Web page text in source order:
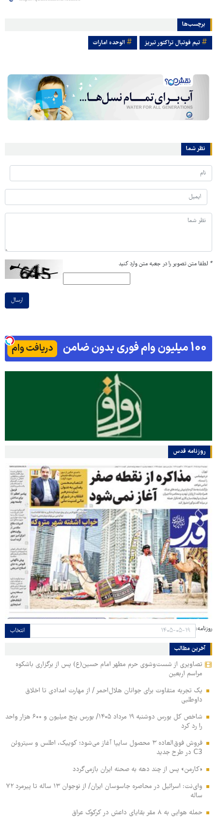
برچسب‌ها
تیم فوتبال تراکتور تبریز الوحده امارات
نظر شما
* لطفا متن تصویر را در جعبه متن وارد کنید
ارسال
روزنامه قدس
روزنامه: انتخاب
آخرین مطالب
تصاویری از شست‌وشوی حرم مطهر امام حسین(ع) پس از برگزاری باشکوه
مراسم اربعین
یک تجربه متفاوت برای جوانان هلال‌احمر / از مهارت امدادی تا اخلاق
داوطلبی
شاخص کل بورس دوشنبه ۱۹ مرداد ۱۴۰۵/ بورس پنج میلیون و ۶۰۰ هزار واحد
را رد کرد
فروش فوق‌العاده ۳ محصول سایپا آغاز می‌شود؛ کوییک، اطلس و سیتروئن
C3 در طرح جدید
«کارمن» پس از چند دهه به صحنه ایران بازمی‌گردد
وای‌نت: اسرائیل در محاصره جاسوسان ایران/ از نوجوان ۱۳ ساله تا پیرمرد ۷۲
ساله
حمله هوایی به ۸ مقر بقایای داعش در کرکوک عراق